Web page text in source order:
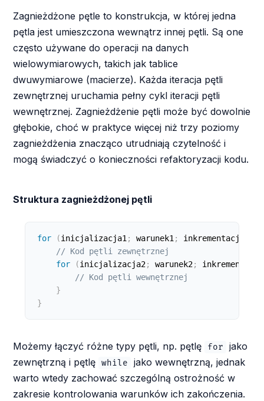
Zagnieżdżone pętle to konstrukcja, w której jedna
pętla jest umieszczona wewnątrz innej pętli. Są one
często używane do operacji na danych
wielowymiarowych, takich jak tablice
dwuwymiarowe (macierze). Każda iteracja pętli
zewnętrznej uruchamia pełny cykl iteracji pętli
wewnętrznej. Zagnieżdżenie pętli może być dowolnie
głębokie, choć w praktyce więcej niż trzy poziomy
zagnieżdżenia znacząco utrudniają czytelność i
mogą świadczyć o konieczności refaktoryzacji kodu.
Struktura zagnieżdżonej pętli
for (inicjalizacja1; warunek1; inkrementacja1
// Kod pętli zewnętrznej
for
(inicjalizacja2; warunek2;
// Kod pętli wewnętrznej
}
}
Możemy łączyć różne typy pętli, np. pętlę for
jako
zewnętrzną i pętlę
while
jako wewnętrzną, jednak
warto wtedy zachować szczególną ostrożność w
zakresie kontrolowania warunków ich zakończenia.